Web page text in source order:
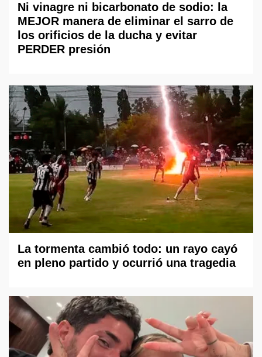
Ni vinagre ni bicarbonato de sodio: la
MEJOR manera de eliminar el sarro de
los orificios de la ducha y evitar
PERDER presión
La tormenta cambió todo: un rayo cayó
en pleno partido y ocurrió una tragedia